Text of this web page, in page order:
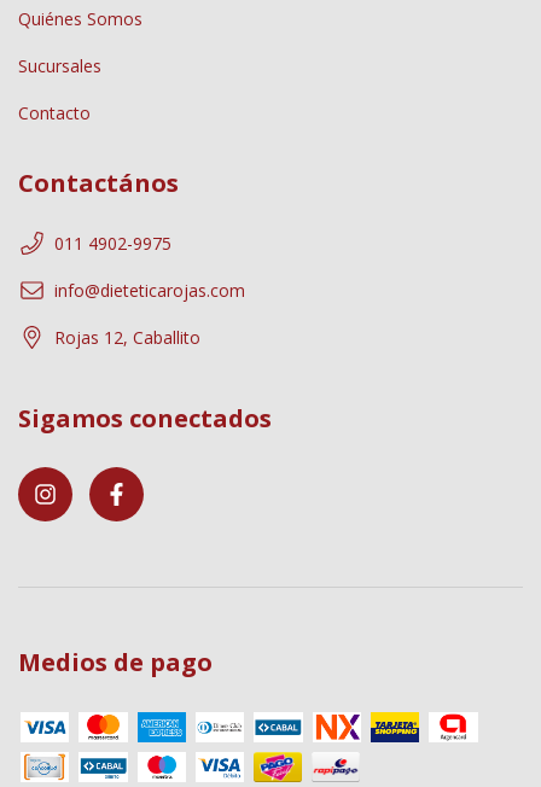
Quiénes Somos
Sucursales
Contacto
Contactános
011 4902-9975
info@dieteticarojas.com
Rojas 12, Caballito
Sigamos conectados
Medios de pago